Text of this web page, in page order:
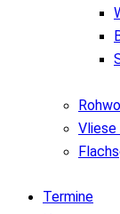
Termine